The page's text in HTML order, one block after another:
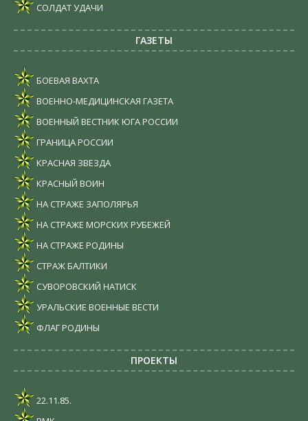
СОЛДАТ УДАЧИ
ГАЗЕТЫ
БОЕВАЯ ВАХТА
ВОЕННО-МЕДИЦИНСКАЯ ГАЗЕТА
ВОЕННЫЙ ВЕСТНИК ЮГА РОССИИ
ГРАНИЦА РОССИИ
КРАСНАЯ ЗВЕЗДА
КРАСНЫЙ ВОИН
НА СТРАЖЕ ЗАПОЛЯРЬЯ
НА СТРАЖЕ МОРСКИХ РУБЕЖЕЙ
НА СТРАЖЕ РОДИНЫ
СТРАЖ БАЛТИКИ
СУВОРОВСКИЙ НАТИСК
УРАЛЬСКИЕ ВОЕННЫЕ ВЕСТИ
ФЛАГ РОДИНЫ
ПРОЕКТЫ
22.11.85.